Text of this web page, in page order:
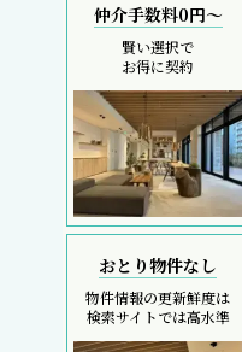
仲介手数料0円～
賢い選択で
お得に契約
おとり物件なし
物件情報の更新鮮度は
検索サイトでは高水準